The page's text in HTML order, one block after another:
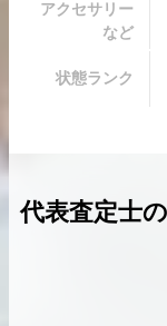
アクセサリー
など
状態ランク
代表査定士